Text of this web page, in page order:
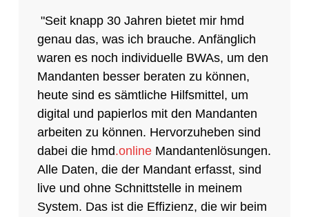
"Seit knapp 30 Jahren bietet mir hmd
genau das, was ich brauche. Anfänglich
waren es noch individuelle BWAs, um den
Mandanten besser beraten zu können,
heute sind es sämtliche Hilfsmittel, um
digital und papierlos mit den Mandanten
arbeiten zu können. Hervorzuheben sind
dabei die hmd.online Mandantenlösungen.
Alle Daten, die der Mandant erfasst, sind
live und ohne Schnittstelle in meinem
System. Das ist die Effizienz, die wir beim